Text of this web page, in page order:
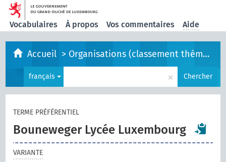
Vocabulaires À propos Vos commentaires Aide
Accueil > Organisations (classement thématique)
français × Chercher
TERME PRÉFÉRENTIEL
Bouneweger Lycée Luxembourg
VARIANTE